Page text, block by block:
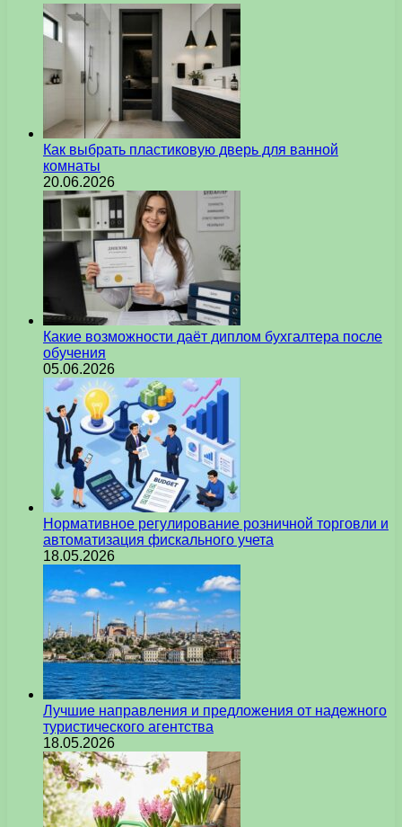
Как выбрать пластиковую дверь для ванной
комнаты
20.06.2026
Какие возможности даёт диплом бухгалтера после
обучения
05.06.2026
Нормативное регулирование розничной торговли и
автоматизация фискального учета
18.05.2026
Лучшие направления и предложения от надежного
туристического агентства
18.05.2026